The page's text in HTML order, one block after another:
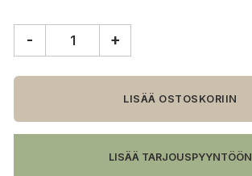
&Tradition
Between
sohvapöytä,
musta
- +
LISÄÄ OSTOSKORIIN
LISÄÄ TARJOUSPYYNTÖÖN